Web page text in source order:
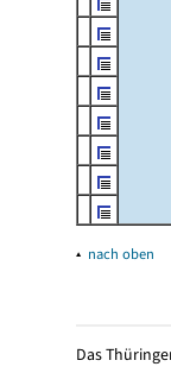
▴ nach oben
Das